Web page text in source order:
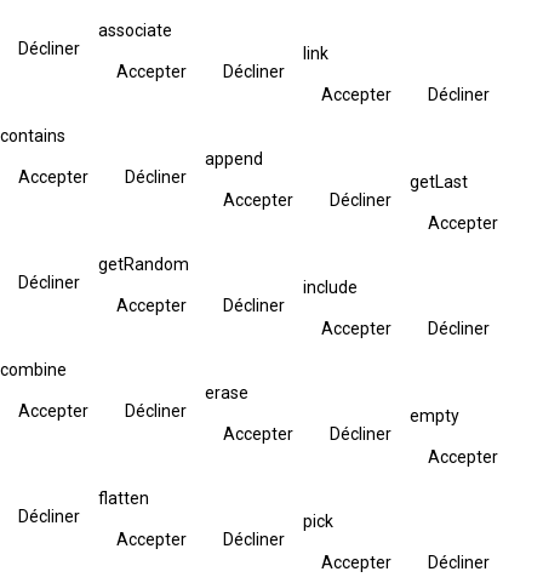
Décliner
associate
Accepter Décliner
link
Accepter Décliner
contains
Accepter Décliner
append
Accepter Décliner
getLast
Accepter
Décliner
getRandom
Accepter Décliner
include
Accepter Décliner
combine
Accepter Décliner
erase
Accepter Décliner
empty
Accepter
Décliner
flatten
Accepter Décliner
pick
Accepter Décliner